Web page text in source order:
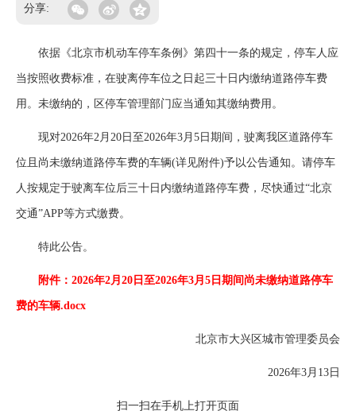
分享:
依据《北京市机动车停车条例》第四十一条的规定，停车人应
当按照收费标准，在驶离停车位之日起三十日内缴纳道路停车费
用。未缴纳的，区停车管理部门应当通知其缴纳费用。
现对2026年2月20日至2026年3月5日期间，驶离我区道路停车
位且尚未缴纳道路停车费的车辆(详见附件)予以公告通知。请停车
人按规定于驶离车位后三十日内缴纳道路停车费，尽快通过“北京
交通”APP等方式缴费。
特此公告。
附件：2026年2月20日至2026年3月5日期间尚未缴纳道路停车
费的车辆.docx
北京市大兴区城市管理委员会
2026年3月13日
扫一扫在手机上打开页面